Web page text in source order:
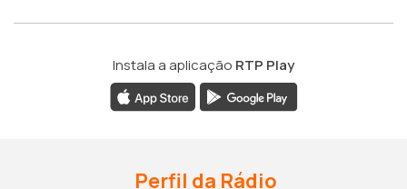
Instala a aplicação RTP Play
Perfil da Rádio